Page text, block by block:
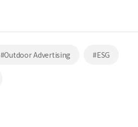
#Outdoor Advertising #ESG